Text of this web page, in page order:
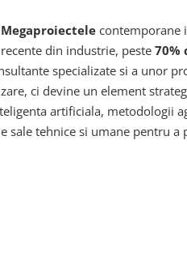
Megaproiectele contemporane
din industrie, peste 70%
specializate si a unor
ci devine un element
artificiala, metodologii
sale tehnice si umane pentru